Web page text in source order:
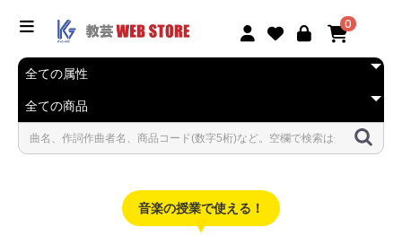
0
音楽の授業で使える！